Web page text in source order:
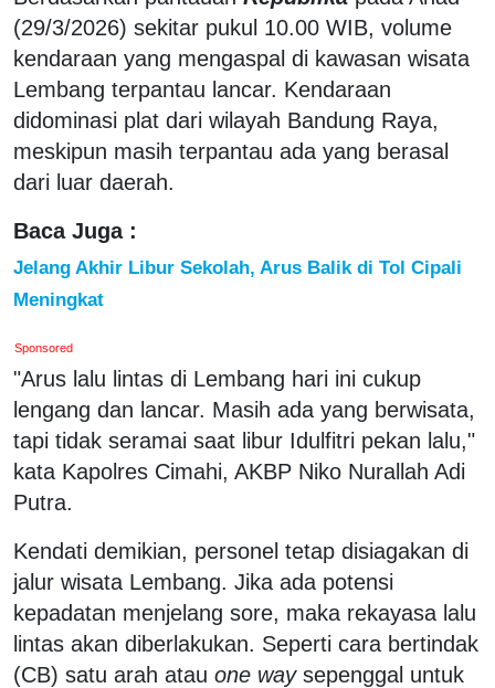
(29/3/2026) sekitar pukul 10.00 WIB, volume
kendaraan yang mengaspal di kawasan wisata
Lembang terpantau lancar. Kendaraan
didominasi plat dari wilayah Bandung Raya,
meskipun masih terpantau ada yang berasal
dari luar daerah.
Baca Juga :
Jelang Akhir Libur Sekolah, Arus Balik di Tol Cipali
Meningkat
Sponsored
"Arus lalu lintas di Lembang hari ini cukup
lengang dan lancar. Masih ada yang berwisata,
tapi tidak seramai saat libur Idulfitri pekan lalu,"
kata Kapolres Cimahi, AKBP Niko Nurallah Adi
Putra.
Kendati demikian, personel tetap disiagakan di
jalur wisata Lembang. Jika ada potensi
kepadatan menjelang sore, maka rekayasa lalu
lintas akan diberlakukan. Seperti cara bertindak
(CB) satu arah atau one waysepenggal untuk